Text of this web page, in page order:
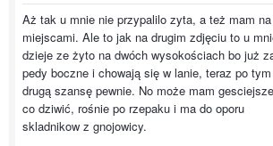
Aż tak u mnie nie przypalilo zyta, a też mam
miejscami. Ale to jak na drugim zdjęciu to u
dzieje ze żyto na dwóch wysokościach bo już
pedy boczne i chowają się w lanie, teraz po
drugą szansę pewnie. No może mam
co dziwić, rośnie po rzepaku i ma do oporu
skladnikow z gnojowicy.